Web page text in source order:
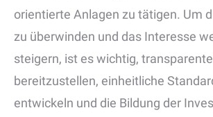
orientierte Anlagen zu tätigen. Um
zu überwinden und das Interesse
steigern, ist es wichtig,
bereitzustellen, einheitliche
entwickeln und die Bildung der